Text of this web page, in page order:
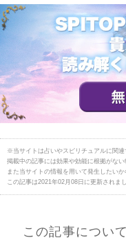
※当サイトは占いやスピリチュアルに関連
掲載中の記事には効果や効能に根拠がな
また当サイトの情報を用いて発生したい
この記事は2021年02月08日に更新されまし
この記事につい